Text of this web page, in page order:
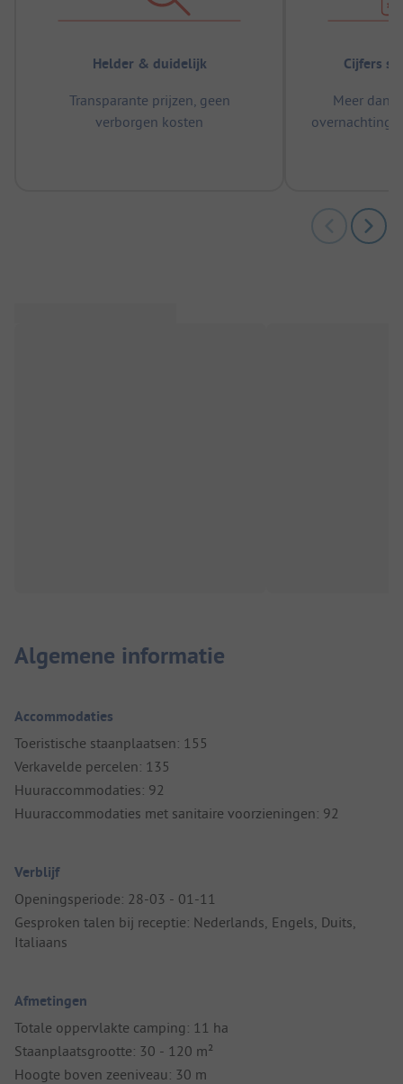
Helder & duidelijk
Transparante prijzen, geen
verborgen kosten
Cijfers
Meer dan
Algemene informatie
Accommodaties
Toeristische staanplaatsen: 155
Verkavelde percelen: 135
Huuraccommodaties: 92
Huuraccommodaties met sanitaire voorzieningen: 92
Verblijf
Openingsperiode: 28-03 - 01-11
Gesproken talen bij receptie: Nederlands, Engels, Duits,
Italiaans
Afmetingen
Totale oppervlakte camping: 11 ha
Staanplaatsgrootte: 30 - 120 m²
Hoogte boven zeeniveau: 30 m